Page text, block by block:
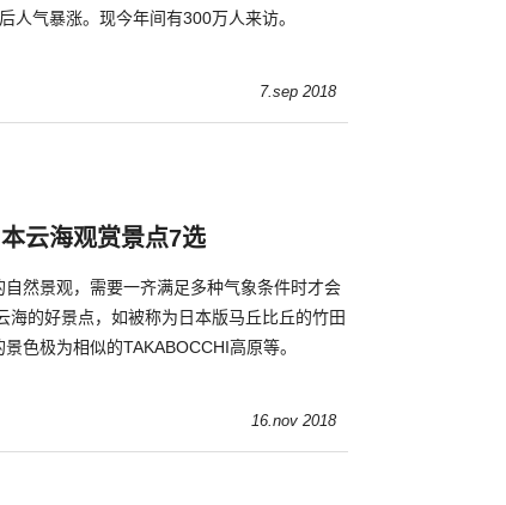
人气暴涨。现今年间有300万人来访。
7.sep 2018
云海观赏景点7选
自然景观，需要一齐满足多种气象条件时才会
海的好景点，如被称为日本版马丘比丘的竹田
色极为相似的TAKABOCCHI高原等。
16.nov 2018